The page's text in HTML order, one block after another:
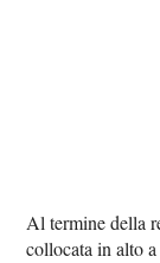
Al termine della
collocata in alto